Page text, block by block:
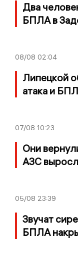
Два
БПЛА в
08/08 02:04
Липецкой
атака и
07/08 10:23
Они
АЗС
05/08 23:39
Звучат
БПЛА